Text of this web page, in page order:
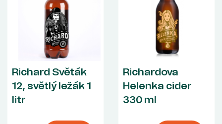
Richard Světák
12, světlý ležák 1
litr
Richardova
Helenka cider
330 ml